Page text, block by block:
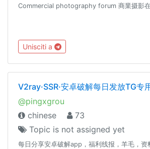
Commercial photography forum 商業摄影
Unisciti a
V2ray·SSR·安卓破解每日发放TG专
@pingxgrou
chinese
73
Topic is not assigned yet
每日分享安卓破解app，福利线报，羊毛，资